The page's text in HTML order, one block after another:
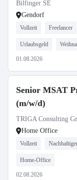
Bilfinger SE
Gendorf
Vollzeit Freelancer
Urlaubsgeld
01.08.2026
Senior MSAT
(m/w/d)
TRIGA Consulting
Home Office
Vollzeit
Home-Office
02.08.2026